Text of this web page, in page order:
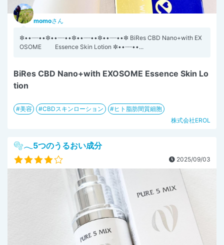
momoさん
✼••┈┈••✼••┈┈••✼••┈┈••✼••┈┈••✼ BiRes CBD Nano+with EX
OSOME Essence Skin Lotion ✼••┈┈••...
BiRes CBD Nano+with EXOSOME Essence Skin Lo
tion
美容 CBDスキンローション
ヒト脂肪間質細胞
株式会社EROL
🫧𓂃5つのうるおい成分
2025/09/03